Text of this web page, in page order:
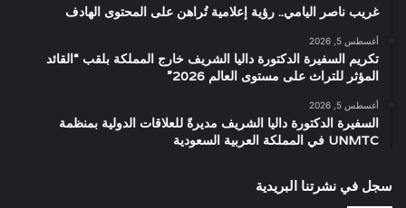
غريب ناصر اليامي.. رؤية إعلامية تُراهن على المحتوى الهادف
أغسطس 5, 2026
تكريم السفيرة الدكتورة داليا الشريف خارج المملكة بلقب “القائد
المؤثر للتراث على مستوى العالم 2026”
أغسطس 5, 2026
السفيرة الدكتورة داليا الشريف مديرةً للعلاقات الدولية بمنظمة
UNMTC في المملكة العربية السعودية
سجل في نشرتنا البريدية